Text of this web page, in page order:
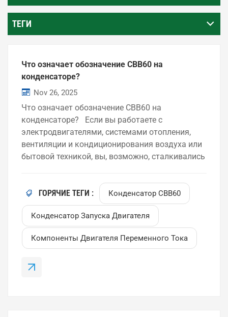
ТЕГИ
Что означает обозначение CBB60 на
конденсаторе?
Nov 26, 2025
Что означает обозначение CBB60 на
конденсаторе? Если вы работаете с
электродвигателями, системами отопления,
вентиляции и кондиционирования воздуха или
бытовой техникой, вы, возможно, сталкивались
что именно означает CBB60, и как этот тип
конденсатора используется на практике? В
этой статье объясняется значение CBB60, его
структура и области применения. Понимание
кода CBB60 Термин CBB60 — это обозначение
модели, обычно используемое для пусковых
Каждая часть кода имеет определённое
ГОРЯЧИЕ ТЕГИ : Конденсатор CBB60
Конденсатор Запуска Двигателя
Компоненты Двигателя Переменного Тока